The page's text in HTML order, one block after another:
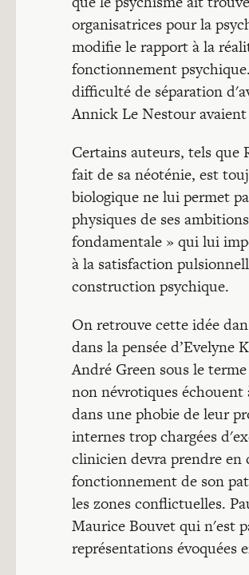
organisatrices pour la
modifie le rapport à la
fonctionnement
difficulté de séparation
Annick Le Nestour
Certains auteurs, tels que
fait de sa néoténie, est
biologique ne lui permet
physiques de ses
fondamentale » qui lui
à la satisfaction
construction psychique.
On retrouve cette idée
dans la pensée d’Evelyne
André Green sous le
non névrotiques
dans une phobie de leur
internes trop chargées
clinicien devra prendre
fonctionnement de son
les zones conflictuelles.
Maurice Bouvet qui n'est
représentations évoquées